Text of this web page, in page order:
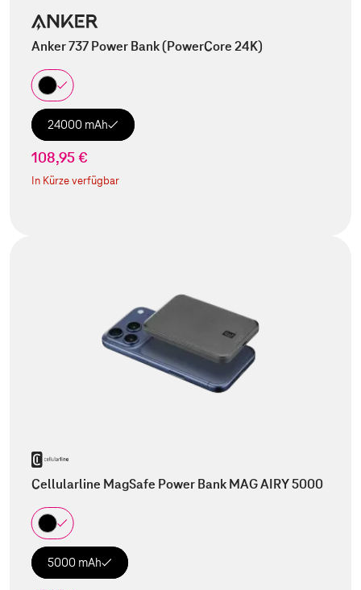
Anker 737 Power Bank (PowerCore 24K)
24000 mAh
108,95 €
In Kürze verfügbar
Cellularline MagSafe Power Bank MAG AIRY 5000
5000 mAh